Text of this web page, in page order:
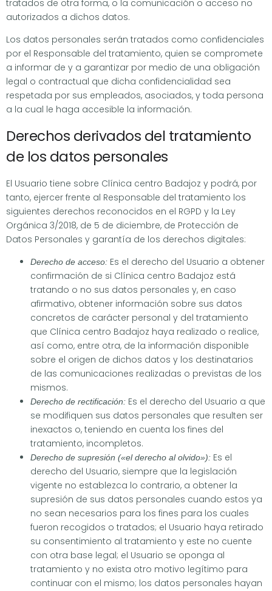
tratados de otra forma, o la comunicación o acceso no
autorizados a dichos datos.
Los datos personales serán tratados como confidenciales
por el Responsable del tratamiento, quien se compromete
a informar de y a garantizar por medio de una obligación
legal o contractual que dicha confidencialidad sea
respetada por sus empleados, asociados, y toda persona
a la cual le haga accesible la información.
Derechos derivados del tratamiento
de los datos personales
El Usuario tiene sobre Clínica centro Badajoz y podrá, por
tanto, ejercer frente al Responsable del tratamiento los
siguientes derechos reconocidos en el RGPD y la Ley
Orgánica 3/2018, de 5 de diciembre, de Protección de
Datos Personales y garantía de los derechos digitales:
Derecho de acceso: Es el derecho del Usuario a obtener
confirmación de si Clínica centro Badajoz está
tratando o no sus datos personales y, en caso
afirmativo, obtener información sobre sus datos
concretos de carácter personal y del tratamiento
que Clínica centro Badajoz haya realizado o realice,
así como, entre otra, de la información disponible
sobre el origen de dichos datos y los destinatarios
de las comunicaciones realizadas o previstas de los
mismos.
Derecho de rectificación: Es el derecho del Usuario a que
se modifiquen sus datos personales que resulten ser
inexactos o, teniendo en cuenta los fines del
tratamiento, incompletos.
Derecho de supresión («el derecho al olvido»): Es el
derecho del Usuario, siempre que la legislación
vigente no establezca lo contrario, a obtener la
supresión de sus datos personales cuando estos ya
no sean necesarios para los fines para los cuales
fueron recogidos o tratados; el Usuario haya retirado
su consentimiento al tratamiento y este no cuente
con otra base legal; el Usuario se oponga al
tratamiento y no exista otro motivo legítimo para
continuar con el mismo; los datos personales hayan